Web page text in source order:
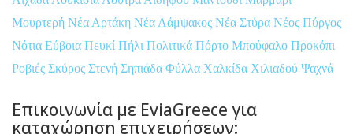
Μουρτερή Νέα Αρτάκη Νέα Λάμψακος Νέα Στύρα Νέος Πύργος
Νότια Εύβοια Πευκί Πήλι Πολιτικά Πόρτο Μπούφαλο Προκόπι
Ροβιές Σκύρος Στενή Σηπιάδα Φύλλα Χαλκίδα Χιλιαδού Ψαχνά
Επικοινωνία με EviaGreece για
καταχώρηση επιχειρήσεων: